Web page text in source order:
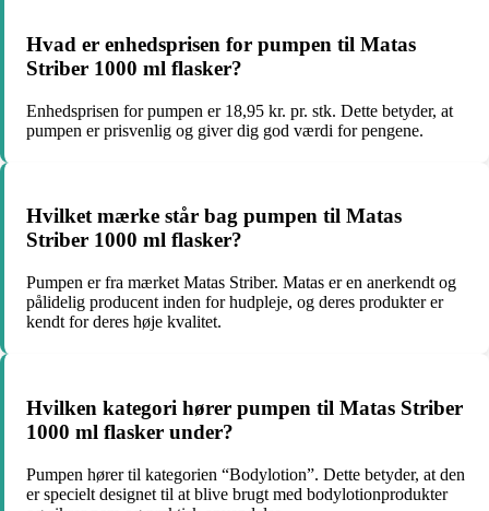
Hvad er enhedsprisen for pumpen til Matas
Striber 1000 ml flasker?
Enhedsprisen for pumpen er 18,95 kr. pr. stk. Dette betyder, at
pumpen er prisvenlig og giver dig god værdi for pengene.
Hvilket mærke står bag pumpen til Matas
Striber 1000 ml flasker?
Pumpen er fra mærket Matas Striber. Matas er en anerkendt og
pålidelig producent inden for hudpleje, og deres produkter er
kendt for deres høje kvalitet.
Hvilken kategori hører pumpen til Matas Striber
1000 ml flasker under?
Pumpen hører til kategorien “Bodylotion”. Dette betyder, at den
er specielt designet til at blive brugt med bodylotionprodukter